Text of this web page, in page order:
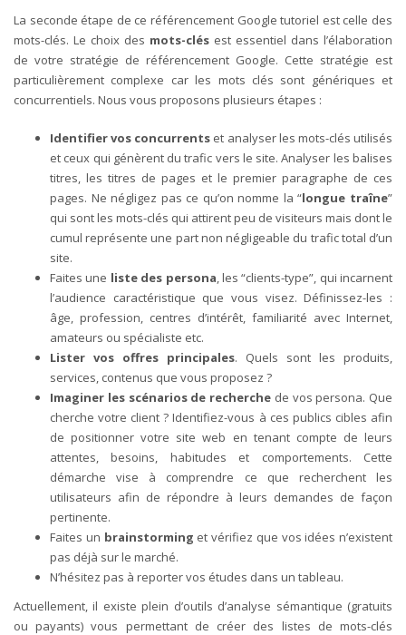
La seconde étape de ce référencement Google tutoriel est celle des
mots-clés. Le choix des mots-clés est essentiel dans l’élaboration
de votre stratégie de référencement Google. Cette stratégie est
particulièrement complexe car les mots clés sont génériques et
concurrentiels. Nous vous proposons plusieurs étapes :
Identifier vos concurrents et analyser les mots-clés utilisés
et ceux qui génèrent du trafic vers le site. Analyser les balises
titres, les titres de pages et le premier paragraphe de ces
pages. Ne négligez pas ce qu’on nomme la “longue traîne”
qui sont les mots-clés qui attirent peu de visiteurs mais dont le
cumul représente une part non négligeable du trafic total d’un
site.
Faites une liste des persona, les “clients-type”, qui incarnent
l’audience caractéristique que vous visez. Définissez-les :
âge, profession, centres d’intérêt, familiarité avec Internet,
amateurs ou spécialiste etc.
Lister vos offres principales. Quels sont les produits,
services, contenus que vous proposez ?
Imaginer les scénarios de recherche de vos persona. Que
cherche votre client ? Identifiez-vous à ces publics cibles afin
de positionner votre site web en tenant compte de leurs
attentes, besoins, habitudes et comportements. Cette
démarche vise à comprendre ce que recherchent les
utilisateurs afin de répondre à leurs demandes de façon
pertinente.
Faites un brainstorming et vérifiez que vos idées n’existent
pas déjà sur le marché.
N’hésitez pas à reporter vos études dans un tableau.
Actuellement, il existe plein d’outils d’analyse sémantique (gratuits
ou payants) vous permettant de créer des listes de mots-clés